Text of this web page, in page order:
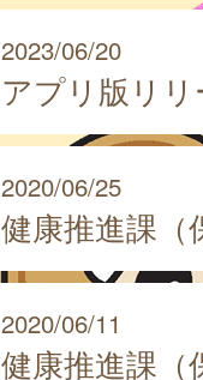
2023/06/20
アプリ版リ
2020/06/25
健康推進課
2020/06/11
健康推進課